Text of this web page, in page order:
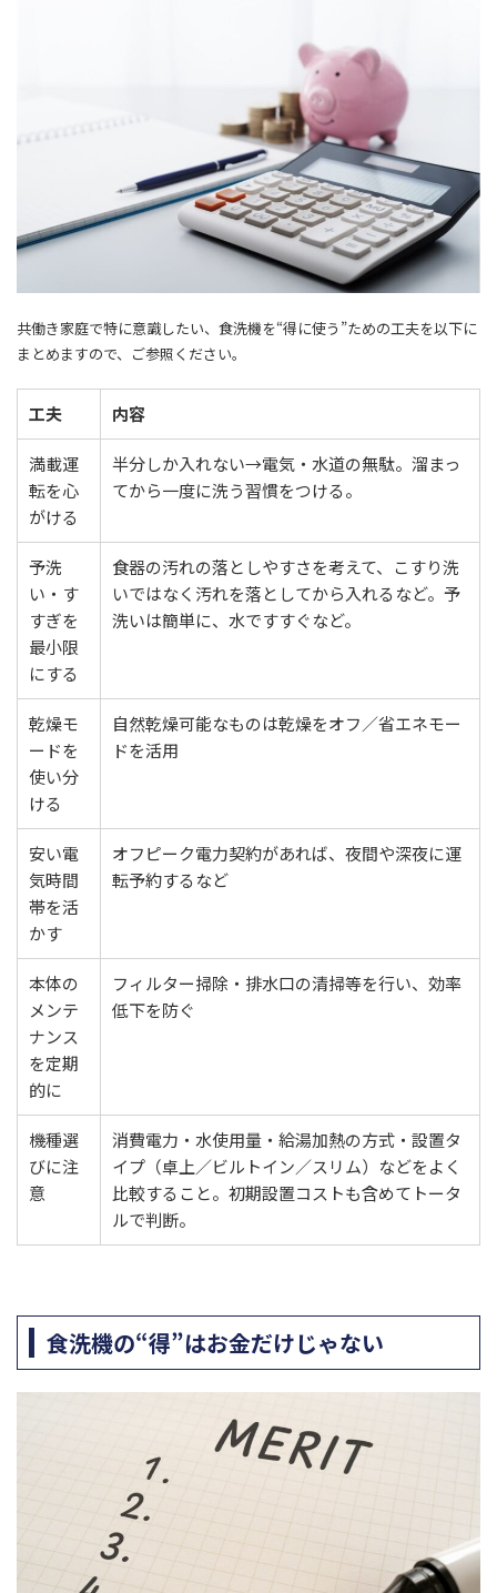
共働き家庭で特に意識したい、食洗機を“得に使う”ための工夫を以下に
まとめますので、ご参照ください。
工夫 内容
満載運
転を心
がける
半分しか入れない→電気・水道の無駄。溜まっ
てから一度に洗う習慣をつける。
予洗
い・す
すぎを
最小限
にする
食器の汚れの落としやすさを考えて、こすり洗
いではなく汚れを落としてから入れるなど。予
洗いは簡単に、水ですすぐなど。
乾燥モ
ードを
使い分
ける
自然乾燥可能なものは乾燥をオフ／省エネモー
ドを活用
安い電
気時間
帯を活
かす
オフピーク電力契約があれば、夜間や深夜に運
転予約するなど
本体の
メンテ
ナンス
を定期
的に
フィルター掃除・排水口の清掃等を行い、効率
低下を防ぐ
機種選
びに注
意
消費電力・水使用量・給湯加熱の方式・設置タ
イプ（卓上／ビルトイン／スリム）などをよく
比較すること。初期設置コストも含めてトータ
ルで判断。
食洗機の“得”はお金だけじゃない